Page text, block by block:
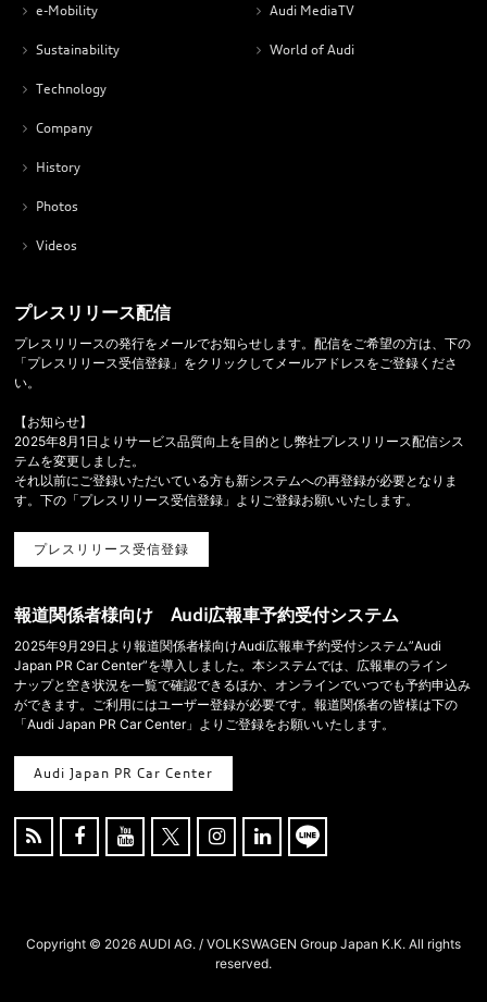
e-Mobility
Sustainability
Technology
Company
History
Photos
Videos
Audi MediaTV
World of Audi
プレスリリース配信
プレスリリースの発行をメールでお知らせします。配信をご希望の方は、下の
「プレスリリース受信登録」をクリックしてメールアドレスをご登録くださ
い。
【お知らせ】
2025年8月1日よりサービス品質向上を目的とし弊社プレスリリース配信シス
テムを変更しました。
それ以前にご登録いただいている方も新システムへの再登録が必要となりま
す。下の「プレスリリース受信登録」よりご登録お願いいたします。
プレスリリース受信登録
報道関係者様向け Audi広報車予約受付システム
2025年9月29日より報道関係者様向けAudi広報車予約受付システム”Audi
Japan PR Car Center”を導入しました。本システムでは、広報車のライン
ナップと空き状況を一覧で確認できるほか、オンラインでいつでも予約申込み
ができます。ご利用にはユーザー登録が必要です。報道関係者の皆様は下の
「Audi Japan PR Car Center」よりご登録をお願いいたします。
Audi Japan PR Car Center
    
Copyright © 2026 AUDI AG. / VOLKSWAGEN Group Japan K.K. All rights
reserved.